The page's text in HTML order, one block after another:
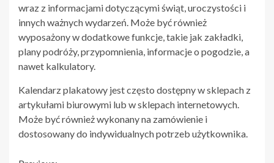
wraz z informacjami dotyczącymi świąt, uroczystości i
innych ważnych wydarzeń. Może być również
wyposażony w dodatkowe funkcje, takie jak zakładki,
plany podróży, przypomnienia, informacje o pogodzie, a
nawet kalkulatory.
Kalendarz plakatowy jest często dostępny w sklepach z
artykułami biurowymi lub w sklepach internetowych.
Może być również wykonany na zamówienie i
dostosowany do indywidualnych potrzeb użytkownika.